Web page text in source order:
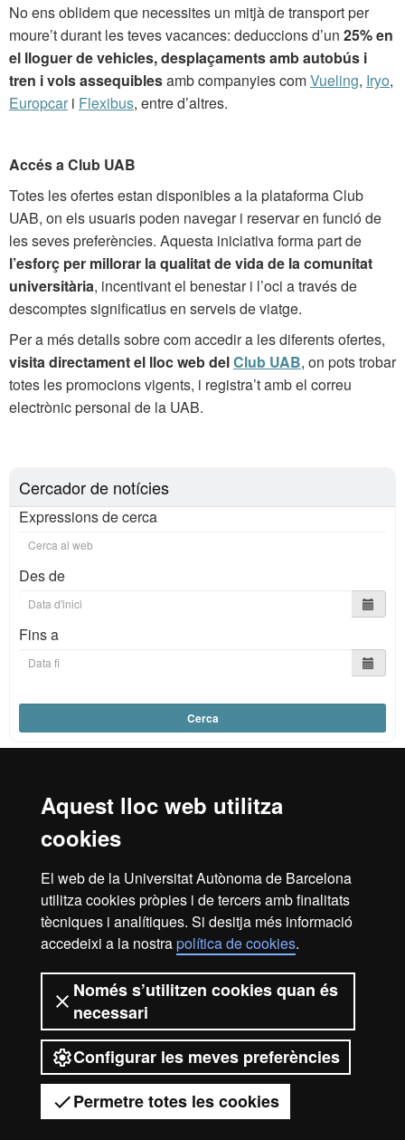
Aquest lloc web utilitza
cookies
El web de la Universitat Autònoma de Barcelona
utilitza cookies pròpies i de tercers amb finalitats
tècniques i analítiques. Si desitja més informació
accedeixi a la nostrapolítica de cookies.
Només s’utilitzen cookies quan és
necessari
Configurar les meves preferències
Permetre totes les cookies
No ens oblidem que necessites un mitjà de transport per
moure’t durant les teves vacances: deduccions d’un 25% en
el lloguer de vehicles, desplaçaments amb autobús i
tren i vols assequiblesamb companyies comVueling, Iryo,
Europcar i Flexibus, entre d’altres.
Accés a Club UAB
Totes les ofertes estan disponibles a la plataforma Club
UAB, on els usuaris poden navegar i reservar en funció de
les seves preferències. Aquesta iniciativa forma part de
l’esforç per millorar la qualitat de vida de la comunitat
universitària, incentivant el benestar i l’oci a través de
descomptes significatius en serveis de viatge.
Per a més detalls sobre com accedir a les diferents ofertes,
visita directament el lloc web delClub UAB, on pots trobar
totes les promocions vigents, i registra’t amb el correu
electrònic personal de la UAB.
Cercador de notícies
Expressions de cerca
Des de
Fins a
Cerca
Reconeixement internacional de l'excel·lència
HR
in
Inici Avís legal
Política de privacitat
Protecció de dades Sobre el web
Som una universitat capdavantera que imparteix una
docència de qualitat, diversificada, multidisciplinària i
flexible, ajustada a les necessitats de la societat i adaptada
als nous models de l'Europa del coneixement. La UAB és
reconeguda internacionalment per la qualitat i el caràcter
innovador de la seva recerca.
2026 Universitat Autònoma de Barcelona